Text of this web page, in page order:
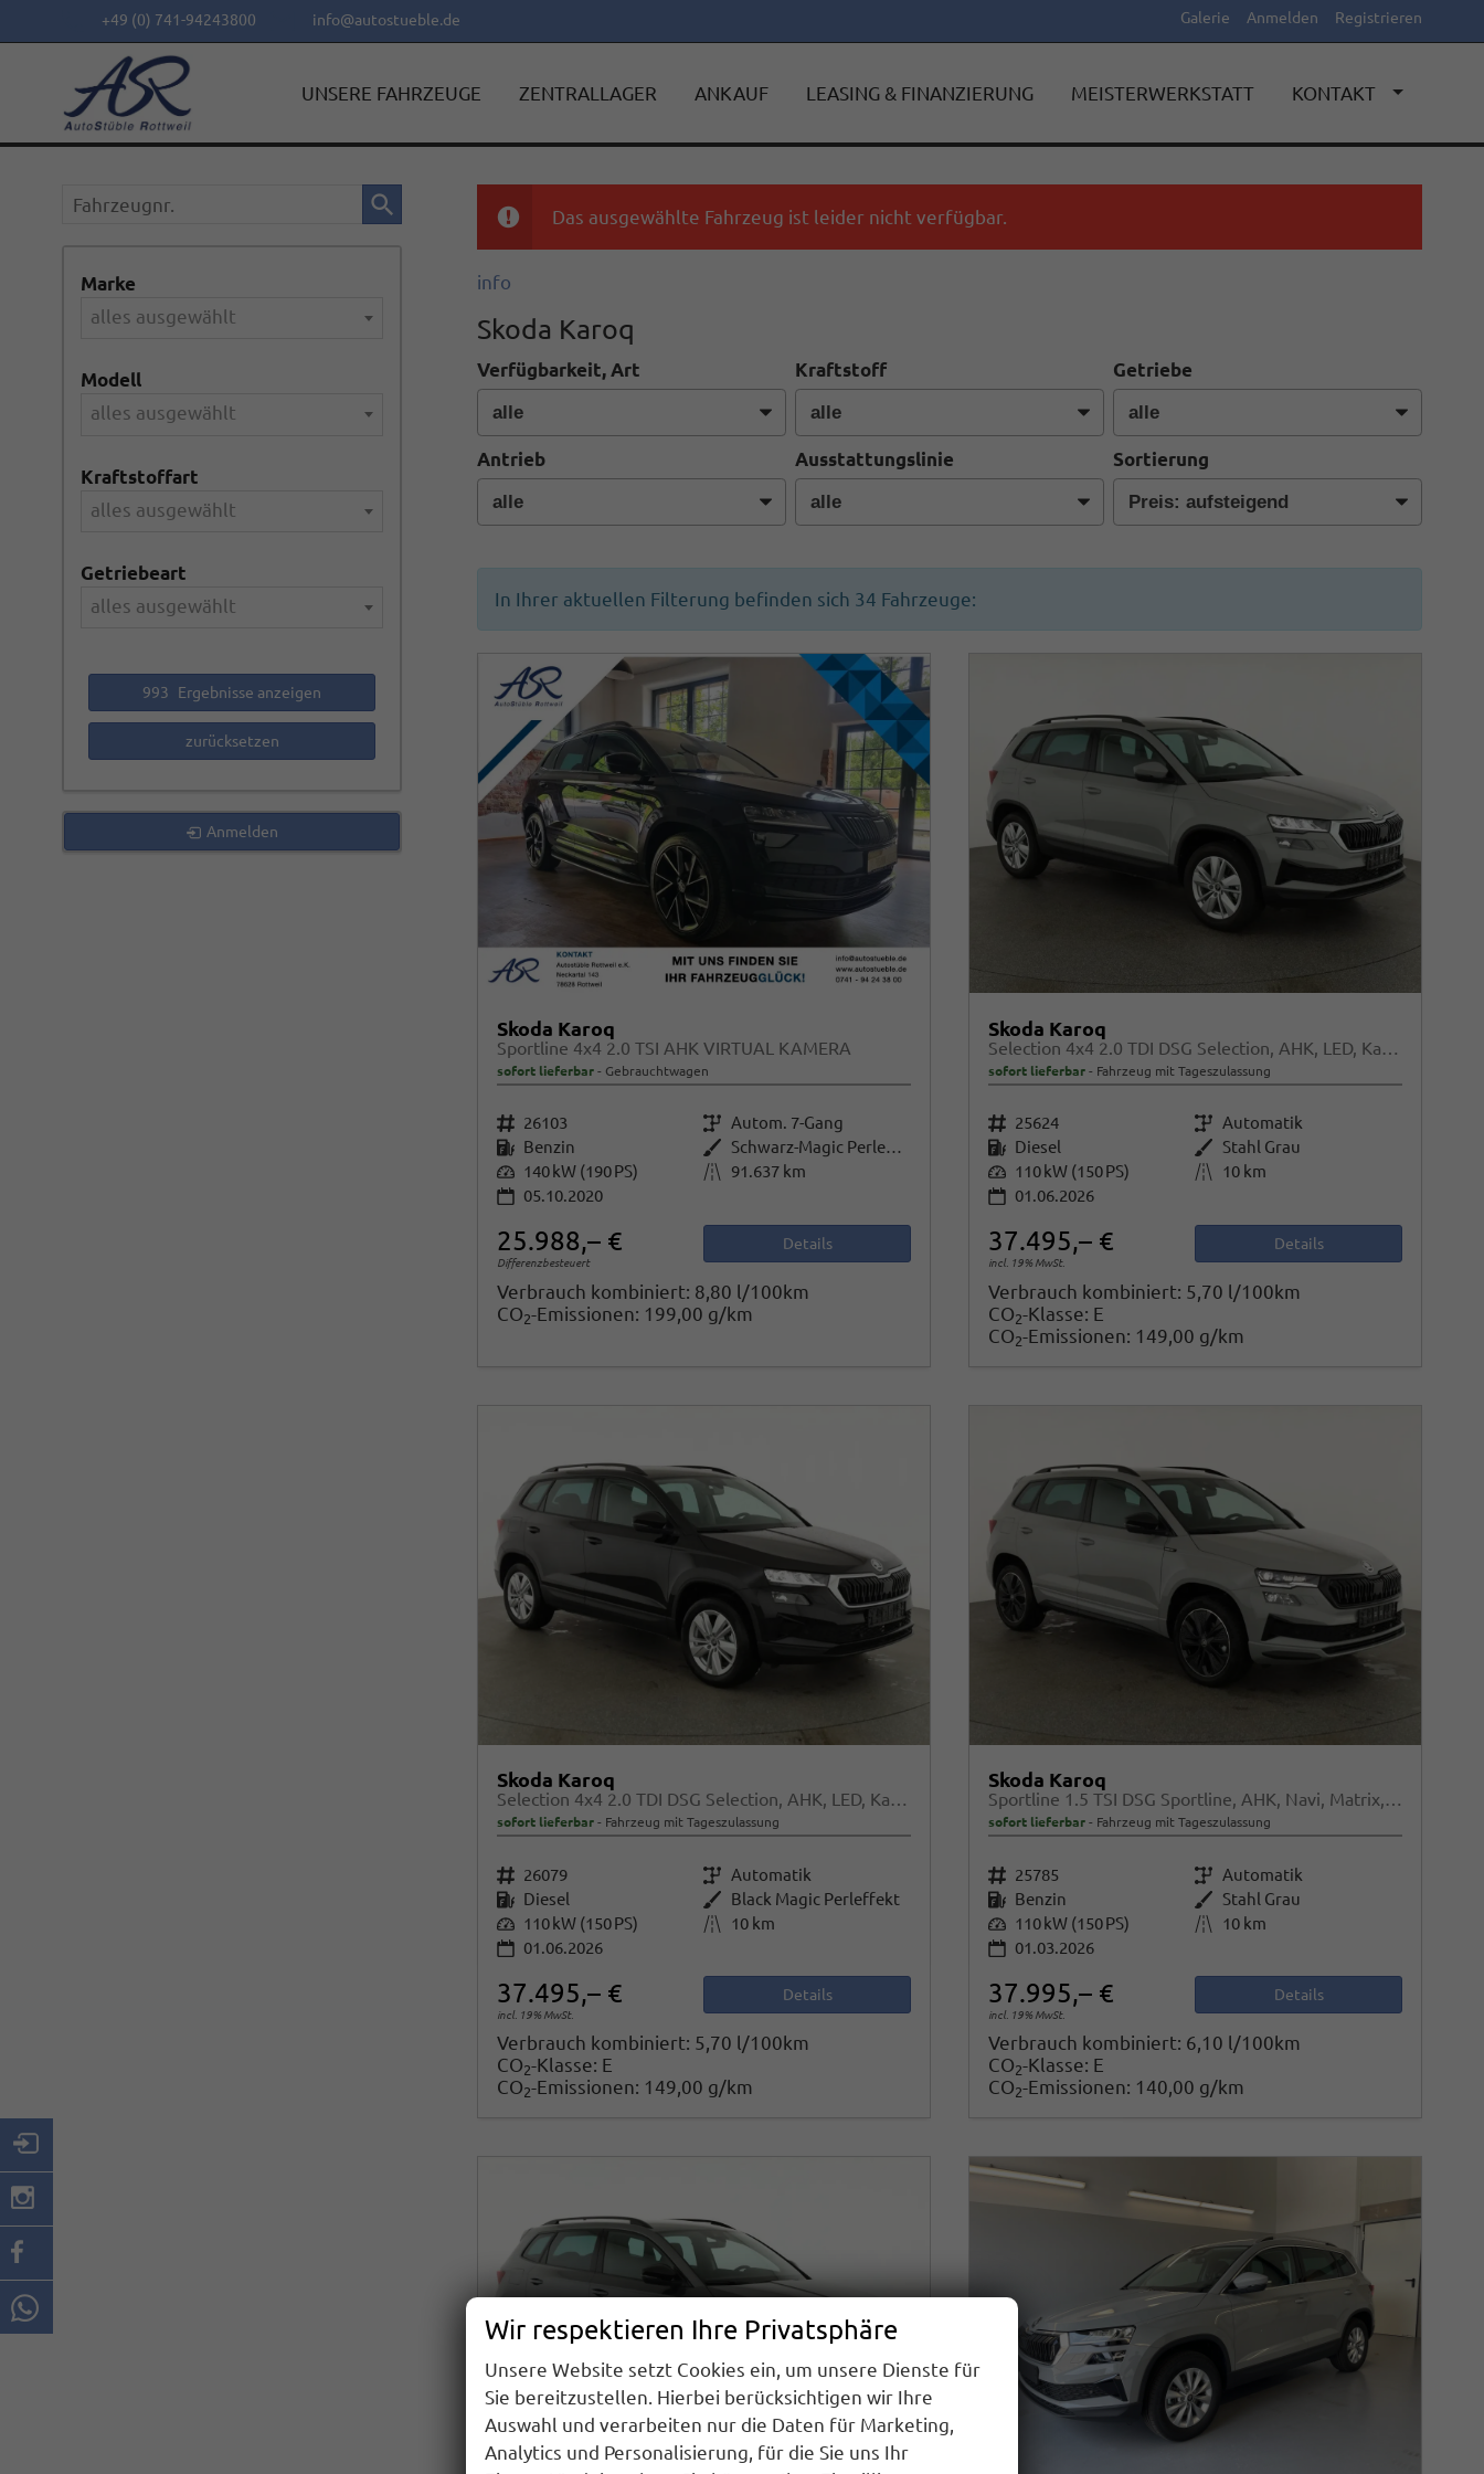
+49 (0) 741-94243800 info@autostueble.de Galerie Anmelden Registrieren
UNSERE FAHRZEUGE ZENTRALLAGER ANKAUF LEASING & FINANZIERUNG MEISTERWERKSTATT KONTAKT
Das ausgewählte Fahrzeug ist leider nicht verfügbar.
info
Skoda Karoq
Verfügbarkeit, Art Kraftstoff Getriebe
Antrieb Ausstattungslinie Sortierung
In Ihrer aktuellen Filterung befinden sich 34 Fahrzeuge:
Skoda Karoq
Sportline 4x4 2.0 TSI AHK VIRTUAL KAMERA
sofort lieferbar Gebrauchtwagen
Fahrzeugnr. 26103 GetriebeAutom. 7-Gang
Kraftstoff Benzin Außenfarbe
Schwarz-Magic Perleffekt
Leistung 140 kW (190 PS) Kilometerstand
91.637 km
05.10.2020
25.988,– €
Differenzbesteuert
Details
Verbrauch kombiniert: 8,80 l/100km
CO2-Emissionen: 199,00 g/km
Skoda Karoq
Selection 4x4 2.0 TDI DSG Selection, AHK, LED, Kamera, Winter, 4 J.-Garantie
sofort lieferbar Fahrzeug mit Tageszulassung
Fahrzeugnr. 25624 GetriebeAutomatik
Kraftstoff Diesel Außenfarbe Stahl Grau
Leistung 110 kW (150 PS) Kilometerstand 10 km
01.06.2026
37.495,– €
incl. 19% MwSt.
Details
Verbrauch kombiniert: 5,70 l/100km
CO2-Klasse: E
CO2-Emissionen: 149,00 g/km
Skoda Karoq
Selection 4x4 2.0 TDI DSG Selection, AHK, LED, Kamera, Winter, 4 J.-Garantie
sofort lieferbar Fahrzeug mit Tageszulassung
Fahrzeugnr. 26079 GetriebeAutomatik
Kraftstoff Diesel Außenfarbe Black Magic Perleffekt
Leistung 110 kW (150 PS) Kilometerstand
10 km
01.06.2026
37.495,– €
incl. 19% MwSt.
Details
Verbrauch kombiniert: 5,70 l/100km
CO2-Klasse: E
CO2-Emissionen: 149,00 g/km
Skoda Karoq
Sportline 1.5 TSI DSG Sportline, AHK, Navi, Matrix, Kamera, el. Klappe, 5-J. Garantie
sofort lieferbar Fahrzeug mit Tageszulassung
Fahrzeugnr. 25785 GetriebeAutomatik
Kraftstoff Benzin Außenfarbe Stahl Grau
Leistung 110 kW (150 PS) Kilometerstand 10 km
01.03.2026
37.995,– €
incl. 19% MwSt.
Details
Verbrauch kombiniert: 6,10 l/100km
CO2-Klasse: E
CO2-Emissionen: 140,00 g/km
Fahrzeugnr.
Marke
alles ausgewählt
Modell
alles ausgewählt
Kraftstoffart
alles ausgewählt
Getriebeart
alles ausgewählt
993 Ergebnisse anzeigen
zurücksetzen
Anmelden
Wir respektieren Ihre Privatsphäre
Unsere Website setzt Cookies ein, um unsere Dienste für
Sie bereitzustellen. Hierbei berücksichtigen wir Ihre
Auswahl und verarbeiten nur die Daten für Marketing,
Analytics und Personalisierung, für die Sie uns Ihr